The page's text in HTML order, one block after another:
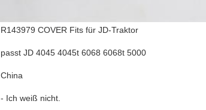
R143979 COVER Fits für JD-Traktor
passt JD 4045 4045t 6068 6068t 5000
China
- Ich weiß nicht.